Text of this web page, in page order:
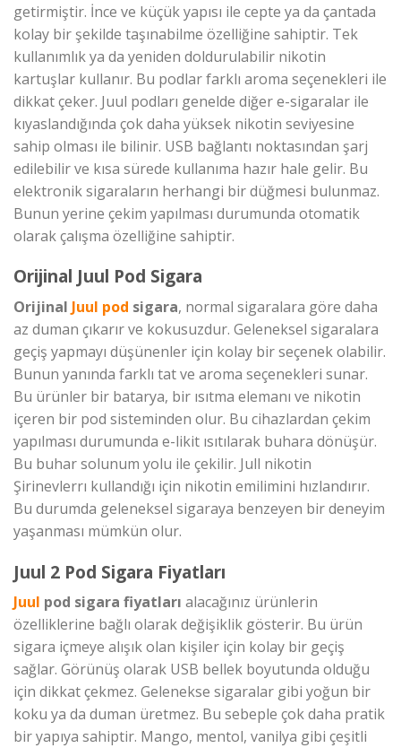
getirmiştir. İnce ve küçük yapısı ile cepte ya da çantada
kolay bir şekilde taşınabilme özelliğine sahiptir. Tek
kullanımlık ya da yeniden doldurulabilir nikotin
kartuşlar kullanır. Bu podlar farklı aroma seçenekleri ile
dikkat çeker. Juul podları genelde diğer e-sigaralar ile
kıyaslandığında çok daha yüksek nikotin seviyesine
sahip olması ile bilinir. USB bağlantı noktasından şarj
edilebilir ve kısa sürede kullanıma hazır hale gelir. Bu
elektronik sigaraların herhangi bir düğmesi bulunmaz.
Bunun yerine çekim yapılması durumunda otomatik
olarak çalışma özelliğine sahiptir.
Orijinal Juul Pod Sigara
Orijinal Juul pod sigara, normal sigaralara göre daha
az duman çıkarır ve kokusuzdur. Geleneksel sigaralara
geçiş yapmayı düşünenler için kolay bir seçenek olabilir.
Bunun yanında farklı tat ve aroma seçenekleri sunar.
Bu ürünler bir batarya, bir ısıtma elemanı ve nikotin
içeren bir pod sisteminden olur. Bu cihazlardan çekim
yapılması durumunda e-likit ısıtılarak buhara dönüşür.
Bu buhar solunum yolu ile çekilir. Jull nikotin
Şirinevlerrı kullandığı için nikotin emilimini hızlandırır.
Bu durumda geleneksel sigaraya benzeyen bir deneyim
yaşanması mümkün olur.
Juul 2 Pod Sigara Fiyatları
Juul pod sigara fiyatları alacağınız ürünlerin
özelliklerine bağlı olarak değişiklik gösterir. Bu ürün
sigara içmeye alışık olan kişiler için kolay bir geçiş
sağlar. Görünüş olarak USB bellek boyutunda olduğu
için dikkat çekmez. Gelenekse sigaralar gibi yoğun bir
koku ya da duman üretmez. Bu sebeple çok daha pratik
bir yapıya sahiptir. Mango, mentol, vanilya gibi çeşitli